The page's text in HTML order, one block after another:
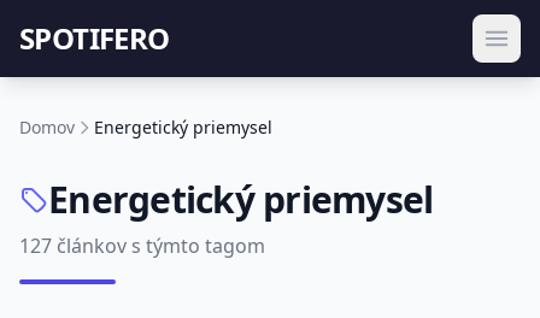
SPOTIFERO
Domov Energetický priemysel
Energetický priemysel
127 článkov s týmto tagom